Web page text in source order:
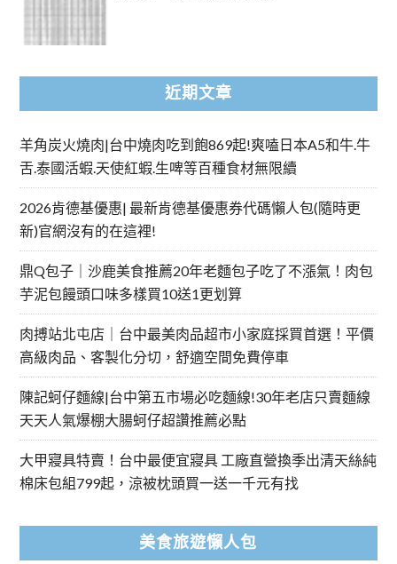
近期文章
羊角炭火燒肉|台中燒肉吃到飽869起!爽嗑日本A5和牛.牛
舌.泰國活蝦.天使紅蝦.生啤等百種食材無限續
2026肯德基優惠| 最新肯德基優惠券代碼懶人包(隨時更
新)官網沒有的在這裡!
鼎Q包子｜沙鹿美食推薦20年老麵包子吃了不漲氣！肉包
芋泥包饅頭口味多樣買10送1更划算
肉搏站北屯店｜台中最美肉品超市小家庭採買首選！平價
高級肉品、客製化分切，舒適空間免費停車
陳記蚵仔麵線|台中第五市場必吃麵線!30年老店只賣麵線
天天人氣爆棚大腸蚵仔超讚推薦必點
大甲寢具特賣！台中最便宜寢具 工廠直營換季出清天絲純
棉床包組799起，涼被枕頭買一送一千元有找
美食旅遊懶人包